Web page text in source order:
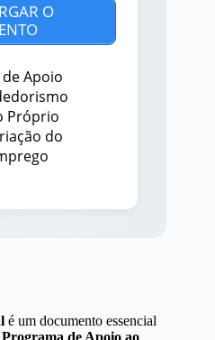
O
é um documento essencial
Programa de Apoio ao